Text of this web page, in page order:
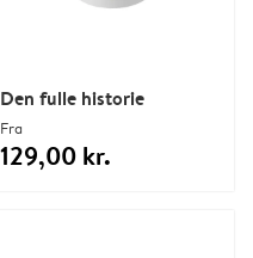
Den fulle historie
Fra
129,00 kr.